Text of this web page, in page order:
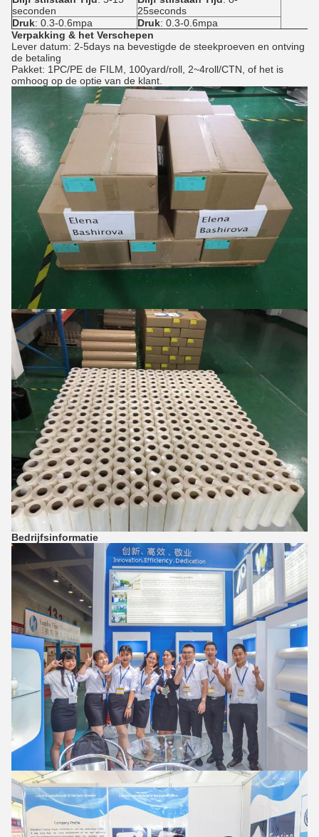
seconden
25seconds
Druk: 0.3-0.6mpa Druk: 0.3-0.6mpa
Verpakking & het Verschepen
Lever datum: 2-5days na bevestigde de steekproeven en ontving
de betaling
Pakket: 1PC/PE de FILM, 100yard/roll, 2~4roll/CTN, of het is
omhoog op de optie van de klant.
Bedrijfsinformatie